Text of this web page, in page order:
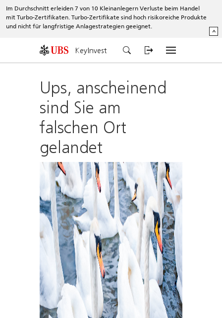
Im Durchschnitt erleiden 7 von 10 Kleinanlegern Verluste beim Handel
mit Turbo-Zertifikaten. Turbo-Zertifikate sind hoch risikoreiche Produkte
und nicht für langfristige Anlagestrategien geeignet.
^
KeyInvest
Ups, anscheinend
sind Sie am
falschen Ort
gelandet